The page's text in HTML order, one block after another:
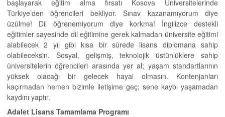
başlayarak eğitim alma fırsatı Kosova Üniversitelerinde
Türkiye’den öğrencileri bekliyor. Sınav kazanamıyorum diye
üzülme! Dil öğrenemiyorum diye korkma! İngilizce destekli
eğitimler sayesinde dil eğitimine gerek kalmadan üniversite eğitimi
alabilecek 2 yıl gibi kısa bir sürede lisans diplomana sahip
olabileceksin. Sosyal, gelişmiş, teknolojik üstünlüklere sahip
üniversitelerin öğrencileri arasında yer al; yaşam standartlarının
yüksek olacağı bir gelecek hayal olmasın. Kontenjanları
kaçırmadan hemen bizimle iletişime geç; sene kaybı yaşamadan
kaydını yaptır.
Adalet Lisans Tamamlama Programı